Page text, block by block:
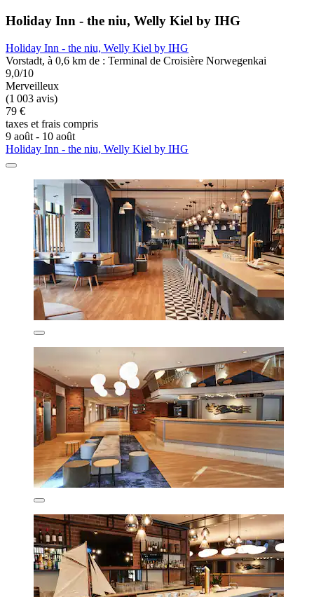
Holiday Inn - the niu, Welly Kiel by IHG
Holiday Inn - the niu, Welly Kiel by IHG
Vorstadt, à 0,6 km de : Terminal de Croisière Norwegenkai
9,0/10
Merveilleux
(1 003 avis)
79 €
taxes et frais compris
9 août - 10 août
Holiday Inn - the niu, Welly Kiel by IHG